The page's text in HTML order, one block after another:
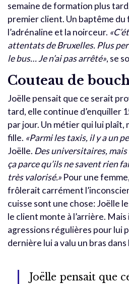
semaine de formation plus
premier client. Un baptême du
l’adrénaline et la noirceur.
attentats de Bruxelles. Plus
le bus… Je n’ai pas arrêté», se
Couteau de
Joëlle pensait que ce serait
tard, elle continue d’enquiller
par jour. Un métier qui lui plaît,
fille. «Parmi les taxis, il y a un
Joëlle. Des universitaires,
ça parce qu’ils ne savent rien
très valorisé.» Pour une
frôlerait carrément
cuisse sont une chose: Joëlle
le client monte à l’arrière. Mais
agressions régulières pour lui
dernière lui a valu un bras
Joëlle pensait que